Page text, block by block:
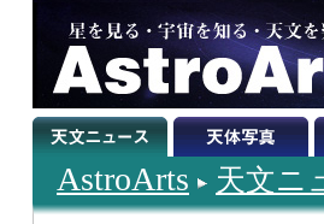
AstroArts 天文ニ